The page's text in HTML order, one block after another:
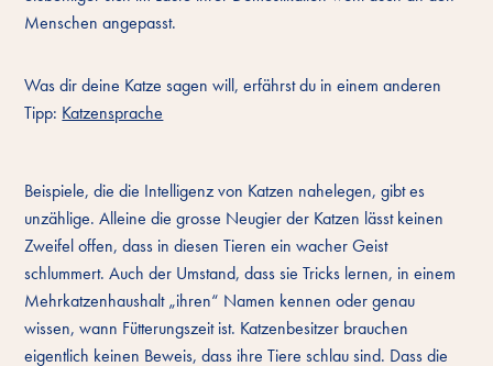
Menschen angepasst.
Was dir deine Katze sagen will, erfährst du in einem anderen
Tipp: Katzensprache
Beispiele, die die Intelligenz von Katzen nahelegen, gibt es
unzählige. Alleine die grosse Neugier der Katzen lässt keinen
Zweifel offen, dass in diesen Tieren ein wacher Geist
schlummert. Auch der Umstand, dass sie Tricks lernen, in einem
Mehrkatzenhaushalt „ihren“ Namen kennen oder genau
wissen, wann Fütterungszeit ist. Katzenbesitzer brauchen
eigentlich keinen Beweis, dass ihre Tiere schlau sind. Dass die